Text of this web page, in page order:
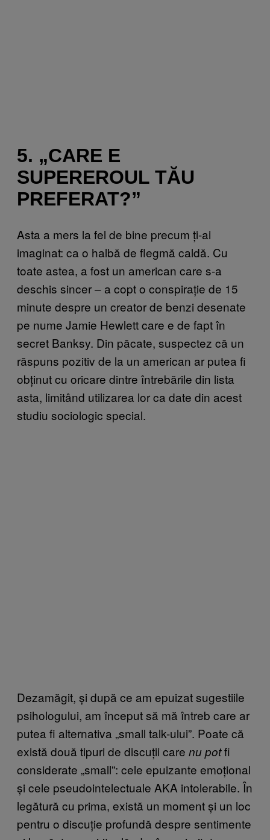
5. „CARE E
SUPEREROUL TĂU
PREFERAT?”
Asta a mers la fel de bine precum ți-ai
imaginat: ca o halbă de flegmă caldă. Cu
toate astea, a fost un american care s-a
deschis sincer – a copt o conspirație de 15
minute despre un creator de benzi desenate
pe nume Jamie Hewlett care e de fapt în
secret Banksy. Din păcate, suspectez că un
răspuns pozitiv de la un american ar putea fi
obținut cu oricare dintre întrebările din lista
asta, limitând utilizarea lor ca date din acest
studiu sociologic special.
Dezamăgit, și după ce am epuizat sugestiile
psihologului, am început să mă întreb care ar
putea fi alternativa „small talk-ului”. Poate că
există două tipuri de discuții care nu potfi
considerate „small”: cele epuizante emoțional
și cele pseudointelectuale AKA intolerabile. În
legătură cu prima, există un moment și un loc
pentru o discuție profundă despre sentimente